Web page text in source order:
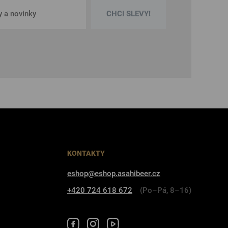
CHCI SLEVY!
KONTAKTY
eshop@eshop.asahibeer.cz
+420 724 618 672
(Po–Pá, 8–16)